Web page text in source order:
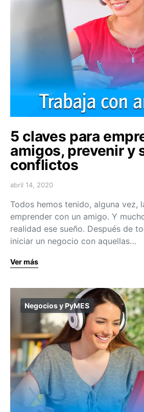
5 claves para
amigos, prevenir y
conflictos
abril 14, 2020
Todos hemos tenido, alguna vez,
emprender con un amigo. Y
realidad ese sueño. Después de
iniciar un negocio con aquellas…
Ver más
Negocios y PyMES